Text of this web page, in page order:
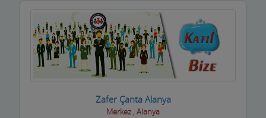
Motorsiklet Firmaları
Muhasebeciler SMMM
Müzik Aletleri ve kursları
Zafer Çanta Alanya
Merkez , Alanya